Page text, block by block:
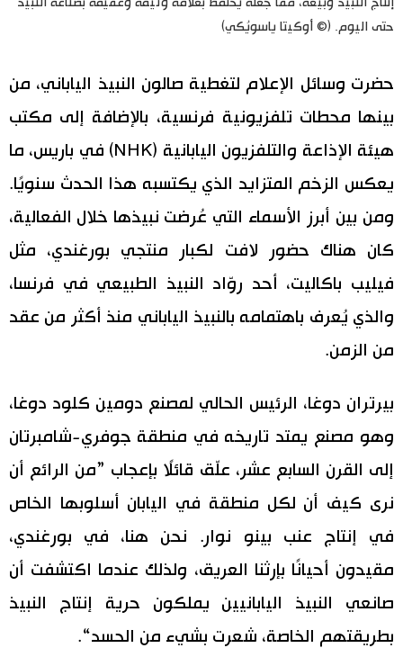
إنتاج النبيذ وبيعه، مما جعله يحتفظ بعلاقة وثيقة وعميقة بصناعة النبيذ
حتى اليوم. (© أوكيتا ياسويُكي)
حضرت وسائل الإعلام لتغطية صالون النبيذ الياباني، من
بينها محطات تلفزيونية فرنسية، بالإضافة إلى مكتب
هيئة الإذاعة والتلفزيون اليابانية (NHK) في باريس، ما
يعكس الزخم المتزايد الذي يكتسبه هذا الحدث سنويًا.
ومن بين أبرز الأسماء التي عُرضت نبيذها خلال الفعالية،
كان هناك حضور لافت لكبار منتجي بورغندي، مثل
فيليب باكاليت، أحد روّاد النبيذ الطبيعي في فرنسا،
والذي يُعرف باهتمامه بالنبيذ الياباني منذ أكثر من عقد
من الزمن.
بيرتران دوغا، الرئيس الحالي لمصنع دومين كلود دوغا،
وهو مصنع يمتد تاريخه في منطقة جوفري-شامبرتان
إلى القرن السابع عشر، علّق قائلًا بإعجاب ”من الرائع أن
نرى كيف أن لكل منطقة في اليابان أسلوبها الخاص
في إنتاج عنب بينو نوار. نحن هنا، في بورغندي،
مقيدون أحيانًا بإرثنا العريق، ولذلك عندما اكتشفت أن
صانعي النبيذ اليابانيين يملكون حرية إنتاج النبيذ
بطريقتهم الخاصة، شعرت بشيء من الحسد“.